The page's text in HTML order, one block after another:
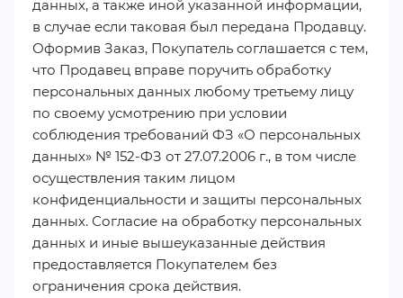
данных, а также иной указанной информации,
в случае если таковая был передана Продавцу.
Оформив Заказ, Покупатель соглашается с тем,
что Продавец вправе поручить обработку
персональных данных любому третьему лицу
по своему усмотрению при условии
соблюдения требований ФЗ «О персональных
данных» № 152-ФЗ от 27.07.2006 г., в том числе
осуществления таким лицом
конфиденциальности и защиты персональных
данных. Согласие на обработку персональных
данных и иные вышеуказанные действия
предоставляется Покупателем без
ограничения срока действия.